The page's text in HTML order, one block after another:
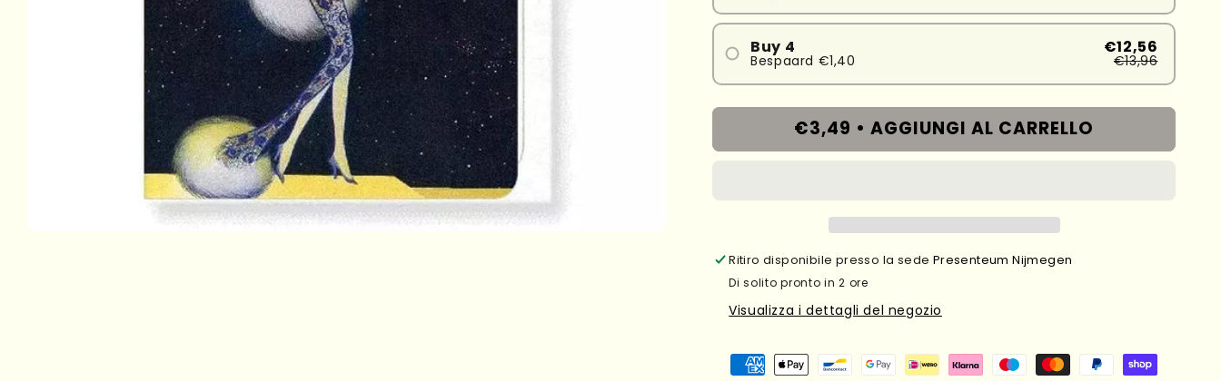
Buy 4
Bespaard €1,40
€12,56
€13,96
€3,49 •AGGIUNGI AL CARRELLO
Ritiro disponibile presso la sede Presenteum Nijmegen
Di solito pronto in 2 ore
Visualizza i dettagli del negozio